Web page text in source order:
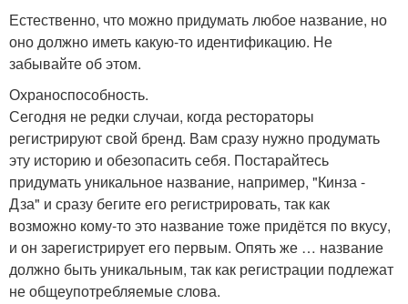
Естественно, что можно придумать любое название, но
оно должно иметь какую-то идентификацию. Не
забывайте об этом.
Охраноспособность.
Сегодня не редки случаи, когда рестораторы
регистрируют свой бренд. Вам сразу нужно продумать
эту историю и обезопасить себя. Постарайтесь
придумать уникальное название, например, "Кинза -
Дза" и сразу бегите его регистрировать, так как
возможно кому-то это название тоже придётся по вкусу,
и он зарегистрирует его первым. Опять же … название
должно быть уникальным, так как регистрации подлежат
не общеупотребляемые слова.